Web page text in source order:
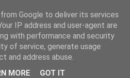
CZ
Google to deliver its services
IP address and user-agent are
with performance and security
of service, generate usage
and address abuse.
MORE
GOT IT